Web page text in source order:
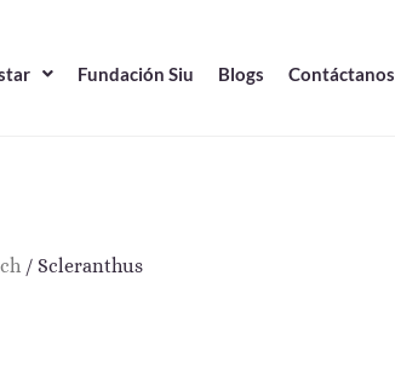
Fundación Siu Blogs Contáctanos
/ Scleranthus